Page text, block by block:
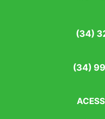
(34)
(34)